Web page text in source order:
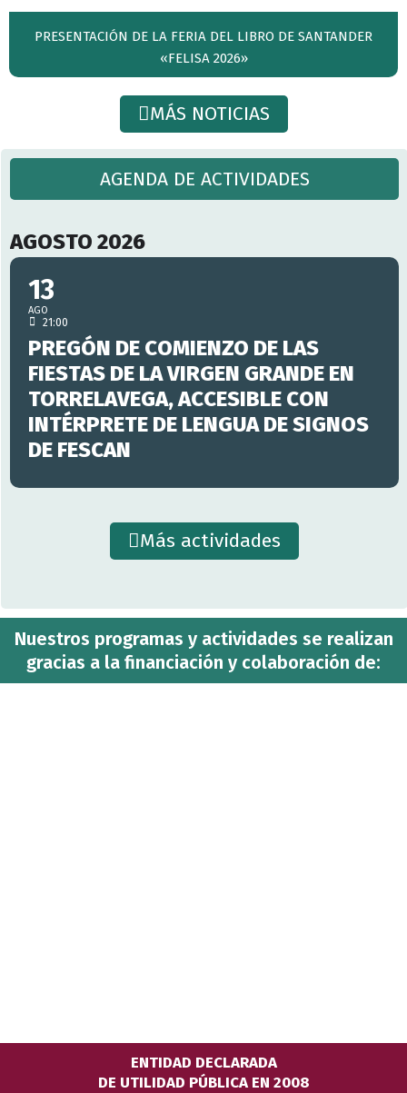
PRESENTACIÓN DE LA FERIA DEL LIBRO DE SANTANDER
«FELISA 2026»
MÁS NOTICIAS
AGENDA DE ACTIVIDADES
AGOSTO 2026
13
AGO
21:00
PREGÓN DE COMIENZO DE LAS
FIESTAS DE LA VIRGEN GRANDE EN
TORRELAVEGA, ACCESIBLE CON
INTÉRPRETE DE LENGUA DE SIGNOS
DE FESCAN
Más actividades
Nuestros programas y actividades se realizan
gracias a la financiación y colaboración de:
ENTIDAD DECLARADA
DE UTILIDAD PÚBLICA EN 2008